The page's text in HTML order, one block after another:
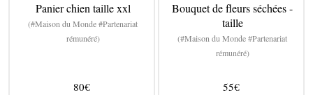
Panier chien taille xxl
(#Maison du Monde #Partenariat
rémunéré)
80€
Bouquet de fleurs séchées -
taille
(#Maison du Monde #Partenariat
rémunéré)
55€